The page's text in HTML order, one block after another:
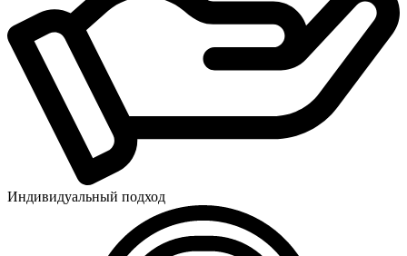
Индивидуальный подход